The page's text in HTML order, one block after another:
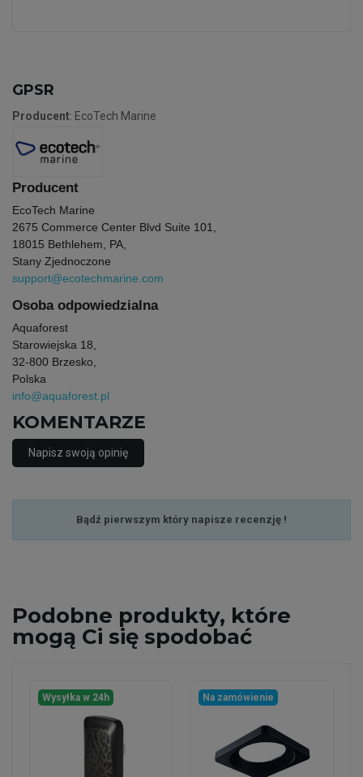
GPSR
Producent: EcoTech Marine
Producent
EcoTech Marine
2675 Commerce Center Blvd Suite 101,
18015 Bethlehem, PA,
Stany Zjednoczone
support@ecotechmarine.com
Osoba odpowiedzialna
Aquaforest
Starowiejska 18,
32-800 Brzesko,
Polska
info@aquaforest.pl
KOMENTARZE
Napisz swoją opinię
Bądź pierwszym który napisze recenzję !
Podobne produkty, które
mogą Ci się spodobać
Wysyłka w 24h Na zamówienie